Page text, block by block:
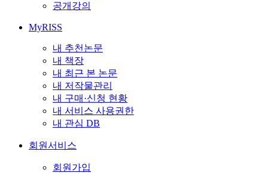
공개강의
MyRISS
내 추천논문
내 책장
내 최근 본 논문
내 저작물관리
내 구매·신청 현황
내 서비스 사용권한
내 관심 DB
회원서비스
회원가입